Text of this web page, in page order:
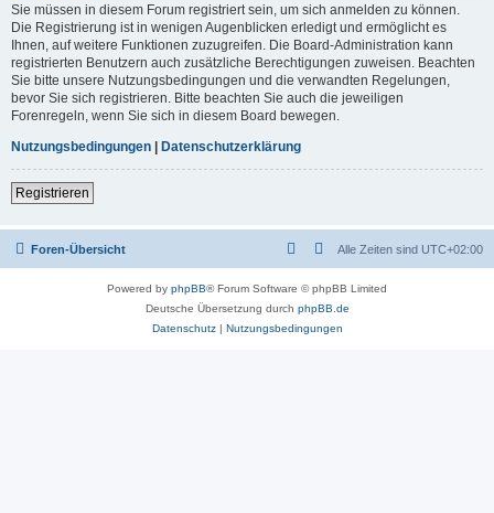
Sie müssen in diesem Forum registriert sein, um sich anmelden zu können.
Die Registrierung ist in wenigen Augenblicken erledigt und ermöglicht es
Ihnen, auf weitere Funktionen zuzugreifen. Die Board-Administration kann
registrierten Benutzern auch zusätzliche Berechtigungen zuweisen. Beachten
Sie bitte unsere Nutzungsbedingungen und die verwandten Regelungen,
bevor Sie sich registrieren. Bitte beachten Sie auch die jeweiligen
Forenregeln, wenn Sie sich in diesem Board bewegen.
Nutzungsbedingungen | Datenschutzerklärung
Registrieren
Foren-Übersicht Alle Zeiten sind UTC+02:00
Powered by phpBB® Forum Software © phpBB Limited
Deutsche Übersetzung durch phpBB.de
Datenschutz| Nutzungsbedingungen